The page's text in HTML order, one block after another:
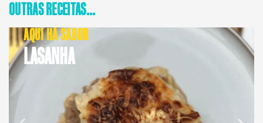
OUTRAS RECEITAS...
AQUI HÁ SABOR
LASANHA